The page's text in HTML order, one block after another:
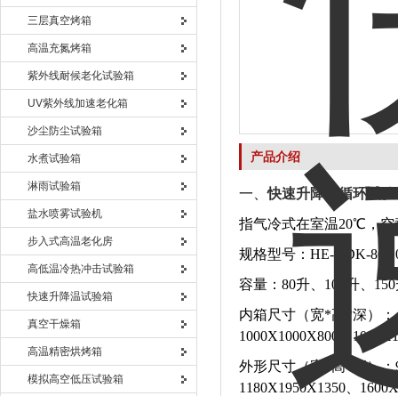
三层真空烤箱
高温充氮烤箱
紫外线耐候老化试验箱
UV紫外线加速老化箱
沙尘防尘试验箱
水煮试验箱
淋雨试验箱
盐水喷雾试验机
步入式高温老化房
高低温冷热冲击试验箱
快速升降温试验箱
真空干燥箱
高温精密烘烤箱
模拟高空低压试验箱
产品介绍
一、快速升降温循环试验
指气冷式在室温20℃，空
规格型号：HE-GDK-80/
容量：80升、100升、
内箱尺寸（宽*高*深）：
1000X1000X800、
外形尺寸（宽*高*深）：
1180X1950X1350、